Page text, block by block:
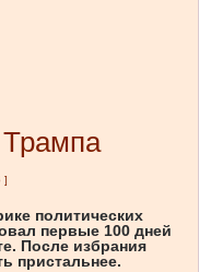
Трампа
]
политических
первые 100 дней
После избрания
пристальнее.